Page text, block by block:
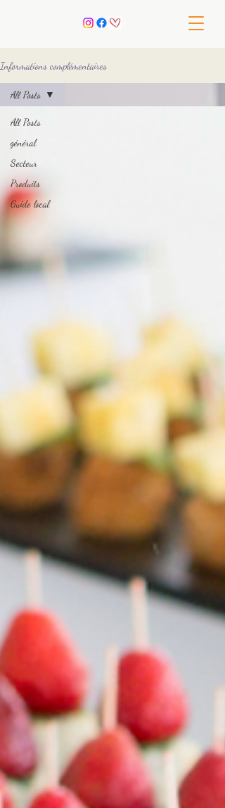
Informations complémentaires
All Posts
général
Secteur
Produits
Guide local
All Posts